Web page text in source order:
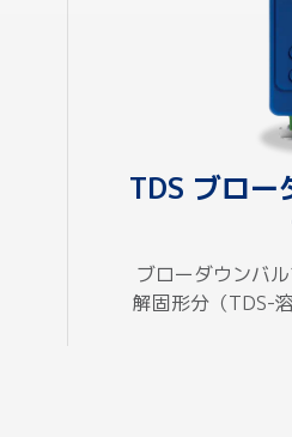
TDS ブロー
ブローダウンバ
解固形分（TDS-